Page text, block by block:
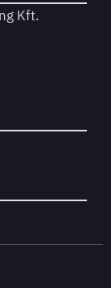
Kft.